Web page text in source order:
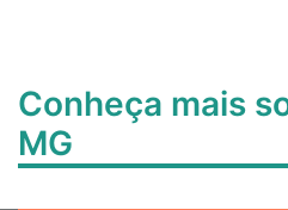
Conheça mais
MG